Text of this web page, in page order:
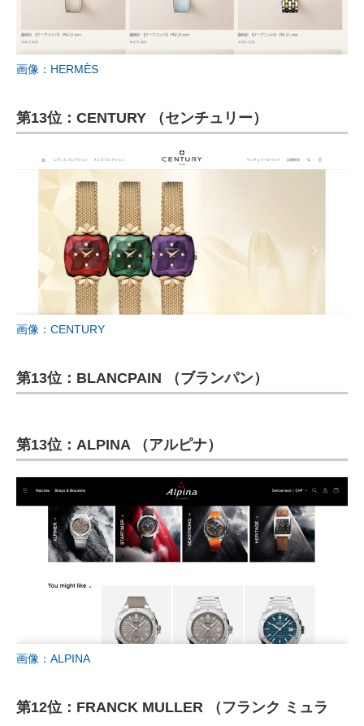
画像：HERMÈS
第13位：CENTURY （センチュリー）
画像：CENTURY
第13位：BLANCPAIN （ブランパン）
第13位：ALPINA （アルピナ）
画像：ALPINA
第12位：FRANCK MULLER （フランク ミュラ